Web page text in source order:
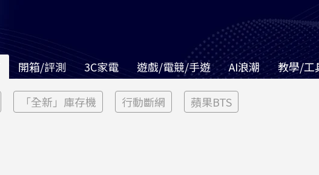
開箱/評測 3C家電 遊戲/電競/手遊 AI浪潮 教學/工
「全新」庫存機 行動斷網 蘋果BTS